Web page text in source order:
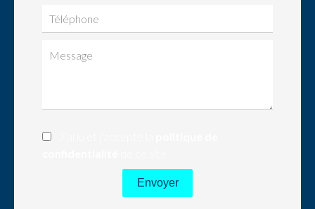
Envoyer